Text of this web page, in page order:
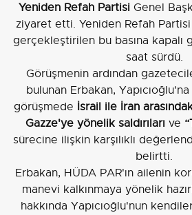
Yeniden Refah Partisi Genel
ziyaret etti. Yeniden Refah
gerçekleştirilen bu basına kapalı
saat sürdü.
Görüşmenin ardından
bulunan Erbakan,
görüşmede İsrail ile İran
Gazze'ye yönelik saldırıları ve
sürecine ilişkin karşılıklı
belirtti.
Erbakan, HÜDA PAR'ın ailenin
manevi kalkınmaya yönelik
hakkında Yapıcıoğlu'nun